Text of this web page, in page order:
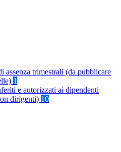
assenza trimestrali (da pubblicare
1
e autorizzati ai dipendenti
dirigenti) 10